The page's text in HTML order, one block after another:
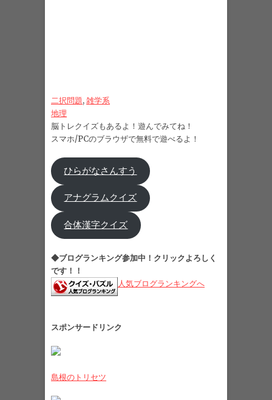
二択問題, 雑学系
地理
脳トレクイズもあるよ！遊んでみてね！
スマホ/PCのブラウザで無料で遊べるよ！
ひらがなさんすう
アナグラムクイズ
合体漢字クイズ
◆ブログランキング参加中！クリックよろしく
です！！
人気ブログランキングへ
スポンサードリンク
島根のトリセツ